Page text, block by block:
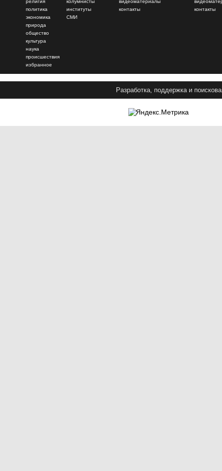
религия
политика
экономика
природа
общество
культура
наука
происшествия
избранное
колумнисты
институты
СМИ
видеоматериалы
контакты
контакты
Разработка, поддержка и